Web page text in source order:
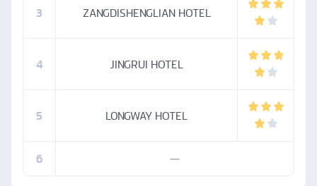
3 ZANGDISHENGLIAN HOTEL
4 JINGRUI HOTEL
5 LONGWAY HOTEL
6 —